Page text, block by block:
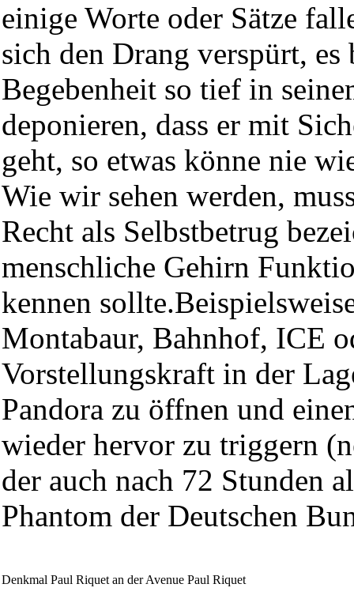
einige Worte oder Sätze
sich den Drang verspürt, es
Begebenheit so tief in
deponieren, dass er mit
geht, so etwas könne nie
Wie wir sehen werden,
Recht als Selbstbetrug
menschliche Gehirn
kennen
Montabaur, Bahnhof, ICE
Vorstellungskraft in der
Pandora zu öffnen und
wieder hervor zu triggern
der auch nach 72 Stunden
Phantom der Deutschen
Denkmal Paul Riquet an der Avenue Paul Riquet